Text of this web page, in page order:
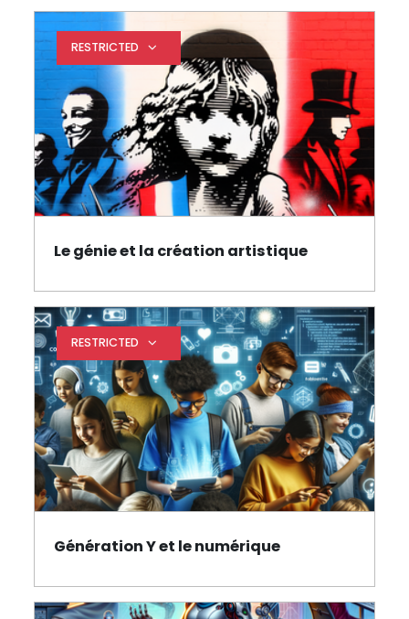
RESTRICTED Expand restrictions
Le génie et la création artistique
RESTRICTED Expand restrictions
Génération Y et le numérique